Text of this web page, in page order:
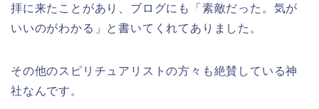
拝に来たことがあり、ブログにも「素敵だった。気が
いいのがわかる」と書いてくれてありました。
その他のスピリチュアリストの方々も絶賛している神
社なんです。